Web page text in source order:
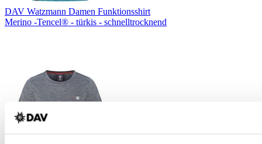
DAV Watzmann Damen Funktionsshirt
Merino -Tencel® - türkis - schnelltrocknend